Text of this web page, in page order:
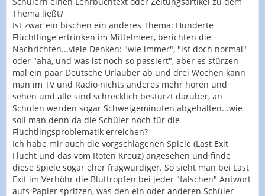
Thema ließt?
Ist zwar ein bischen ein anderes Thema: Hunderte
Flüchtlinge ertrinken im Mittelmeer, berichten die
Nachrichten...viele Denken: "wie immer", "ist doch normal"
oder "aha, und was ist noch so passiert", aber es stürzen
mal ein paar Deutsche Urlauber ab und drei Wochen kann
man im TV und Radio nichts anderes mehr hören und
sehen und alle sind schrecklich bestürzt darüber, an
Schulen werden sogar Schweigeminuten abgehalten...wie
soll man denn da die Schüler noch für die
Flüchtlingsproblematik erreichen?
Ich habe mir auch die vorgschlagenen Spiele (Last Exit
Flucht und das vom Roten Kreuz) angesehen und finde
diese Spiele sogar eher fragwürdiger. So sieht man bei Last
Exit im Verhöhr die Bluttropfen bei jeder "falschen" Antwort
aufs Papier spritzen, was den ein oder anderen Schüler